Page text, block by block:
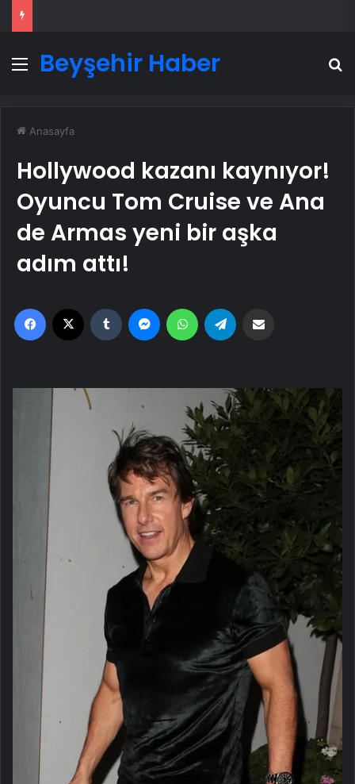
Menü
Beyşehir Haber
Anasayfa
Hollywood kazanı kaynıyor!
Oyuncu Tom Cruise ve Ana
de Armas yeni bir aşka
adım attı!
Facebook Tumblr MessengerWhatsApp